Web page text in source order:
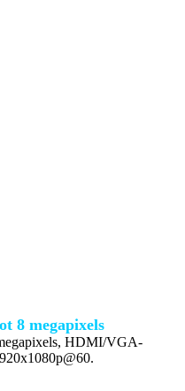
8 megapixels
HDMI/VGA-